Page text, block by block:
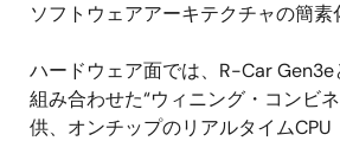
ソフトウェアアーキテクチャの簡素
ハードウェア面では、R-Car Gen3e
組み合わせた“ウィニング・コンビ
供、オンチップのリアルタイムCPU